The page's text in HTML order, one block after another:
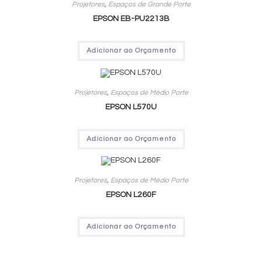
Projetores, Espaços de Grande Porte
EPSON EB-PU2213B
Adicionar ao Orçamento
Projetores, Espaços de Médio Porte
EPSON L570U
Adicionar ao Orçamento
Projetores, Espaços de Médio Porte
EPSON L260F
Adicionar ao Orçamento